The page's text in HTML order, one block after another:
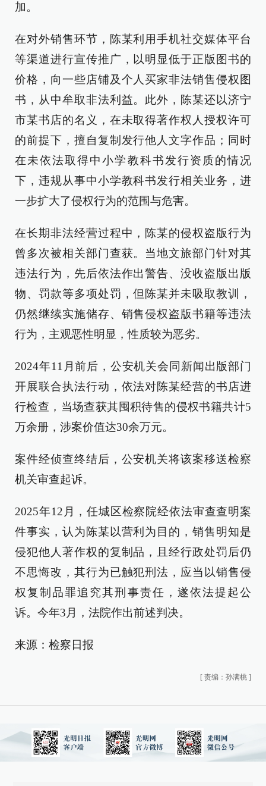
加。
在对外销售环节，陈某利用手机社交媒体平台
等渠道进行宣传推广，以明显低于正版图书的
价格，向一些店铺及个人买家非法销售侵权图
书，从中牟取非法利益。此外，陈某还以济宁
市某书店的名义，在未取得著作权人授权许可
的前提下，擅自复制发行他人文字作品；同时
在未依法取得中小学教科书发行资质的情况
下，违规从事中小学教科书发行相关业务，进
一步扩大了侵权行为的范围与危害。
在长期非法经营过程中，陈某的侵权盗版行为
曾多次被相关部门查获。当地文旅部门针对其
违法行为，先后依法作出警告、没收盗版出版
物、罚款等多项处罚，但陈某并未吸取教训，
仍然继续实施储存、销售侵权盗版书籍等违法
行为，主观恶性明显，性质较为恶劣。
2024年11月前后，公安机关会同新闻出版部门
开展联合执法行动，依法对陈某经营的书店进
行检查，当场查获其囤积待售的侵权书籍共计5
万余册，涉案价值达30余万元。
案件经侦查终结后，公安机关将该案移送检察
机关审查起诉。
2025年12月，任城区检察院经依法审查查明案
件事实，认为陈某以营利为目的，销售明知是
侵犯他人著作权的复制品，且经行政处罚后仍
不思悔改，其行为已触犯刑法，应当以销售侵
权复制品罪追究其刑事责任，遂依法提起公
诉。今年3月，法院作出前述判决。
来源：检察日报
[ 责编：孙满桃 ]